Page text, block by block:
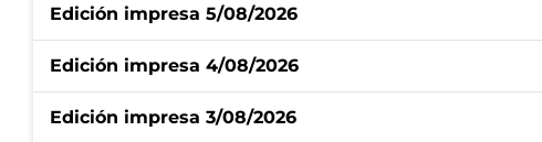
Edición impresa 5/08/2026
Edición impresa 4/08/2026
Edición impresa 3/08/2026